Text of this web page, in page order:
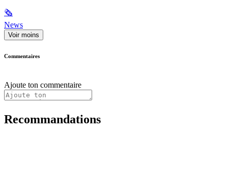
🗞
News
Voir moins
Commentaires
Ajoute ton commentaire
Recommandations